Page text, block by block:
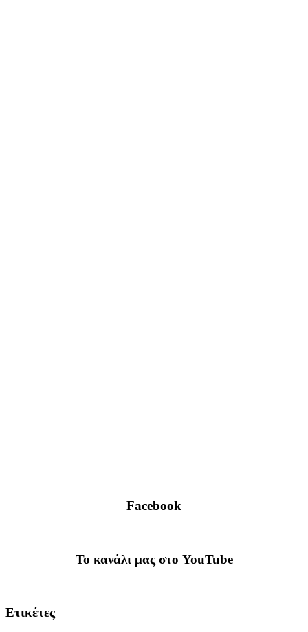
Facebook
To κανάλι μας στο YouTube
Ετικέτες